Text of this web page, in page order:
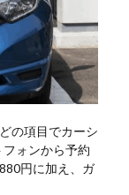
の項目でカーシ
ォンから予約
円に加え、ガ